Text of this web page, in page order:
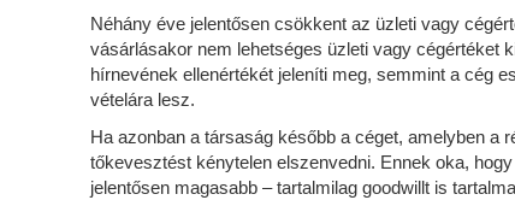
Néhány éve jelentősen csökkent az üzleti vagy
vásárlásakor nem lehetséges üzleti vagy cégértéket
hírnevének ellenértékét jeleníti meg, semmint a cég
vételára lesz.
Ha azonban a társaság később a céget, amelyben
tőkevesztést kénytelen elszenvedni. Ennek oka,
jelentősen magasabb – tartalmilag goodwillt is